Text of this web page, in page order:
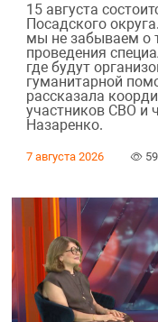
15 августа
Посадского
мы не забываем о
проведения
где будут
гуманитарной
рассказала
участников СВО и
Назаренко.
7 августа 2026 59